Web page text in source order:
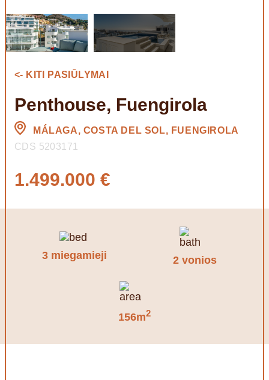
<- KITI PASIŪLYMAI
Penthouse, Fuengirola
MÁLAGA, COSTA DEL SOL, FUENGIROLA
CDS 5203171
1.499.000 €
3 miegamieji 2 vonios
156m2